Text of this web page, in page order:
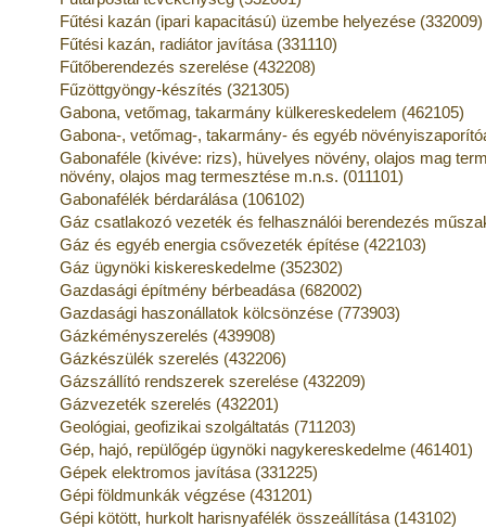
Fűtési kazán (ipari kapacitású) üzembe helyezése (332009)
Fűtési kazán, radiátor javítása (331110)
Fűtőberendezés szerelése (432208)
Fűzöttgyöngy-készítés (321305)
Gabona, vetőmag, takarmány külkereskedelem (462105)
Gabona-, vetőmag-, takarmány- és egyéb
Gabonaféle (kivéve: rizs), hüvelyes növény, olajos mag
növény, olajos mag termesztése m.n.s. (011101)
Gabonafélék bérdarálása (106102)
Gáz csatlakozó vezeték és felhasználói berendezés
Gáz és egyéb energia csővezeték építése (422103)
Gáz ügynöki kiskereskedelme (352302)
Gazdasági építmény bérbeadása (682002)
Gazdasági haszonállatok kölcsönzése (773903)
Gázkéményszerelés (439908)
Gázkészülék szerelés (432206)
Gázszállító rendszerek szerelése (432209)
Gázvezeték szerelés (432201)
Geológiai, geofizikai szolgáltatás (711203)
Gép, hajó, repülőgép ügynöki nagykereskedelme (461401)
Gépek elektromos javítása (331225)
Gépi földmunkák végzése (431201)
Gépi kötött, hurkolt harisnyafélék összeállítása (143102)